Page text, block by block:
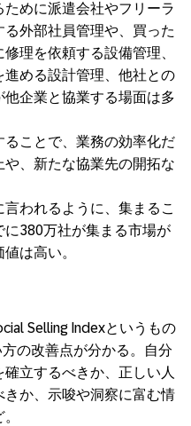
めに派遣会社やフリーラ
外部社員管理や、買った
理を依頼する設備管理、
める設計管理、他社との
企業と協業する場面は多
ことで、業務の効率化だ
、新たな協業先の開拓な
言われるように、集まるこ
に380万社が集まる市場が
は高い。
Selling Indexというもの
の改善点が分かる。自分
立するべきか、正しい人
か、示唆や洞察に富む情